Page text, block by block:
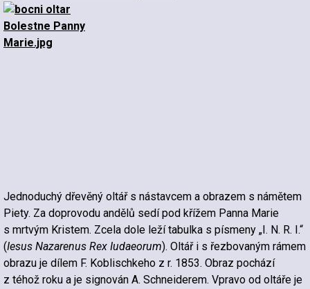
Jednoduchý dřevěný oltář s nástavcem a obrazem s námětem
Piety. Za doprovodu andělů sedí pod křížem Panna Marie
s mrtvým Kristem. Zcela dole leží tabulka s písmeny „I. N. R. I.“
(Iesus Nazarenus Rex Iudaeorum). Oltář i s řezbovaným rámem
obrazu je dílem F. Koblischkeho z r. 1853. Obraz pochází
z téhož roku a je signován A. Schneiderem. Vpravo od oltáře je